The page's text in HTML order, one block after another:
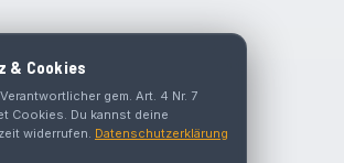
& Cookies
gem. Art. 4 Nr. 7
Cookies. Du kannst deine
widerrufen. Datenschutzerklärung